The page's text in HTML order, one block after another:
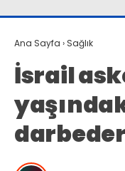
Ana Sayfa › Sağlık
İsrail